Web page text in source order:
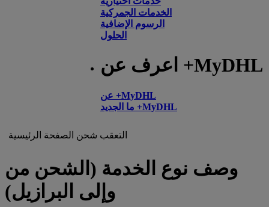
الخدمات الجمركية
الرسوم الإضافية
الحلول
اعرف عن +MyDHL
عن +MyDHL
ما الجديد +MyDHL
الصفحة الرئيسية شحن التعقب
وصف نوع الخدمة (الشحن من
وإلى البرازيل)